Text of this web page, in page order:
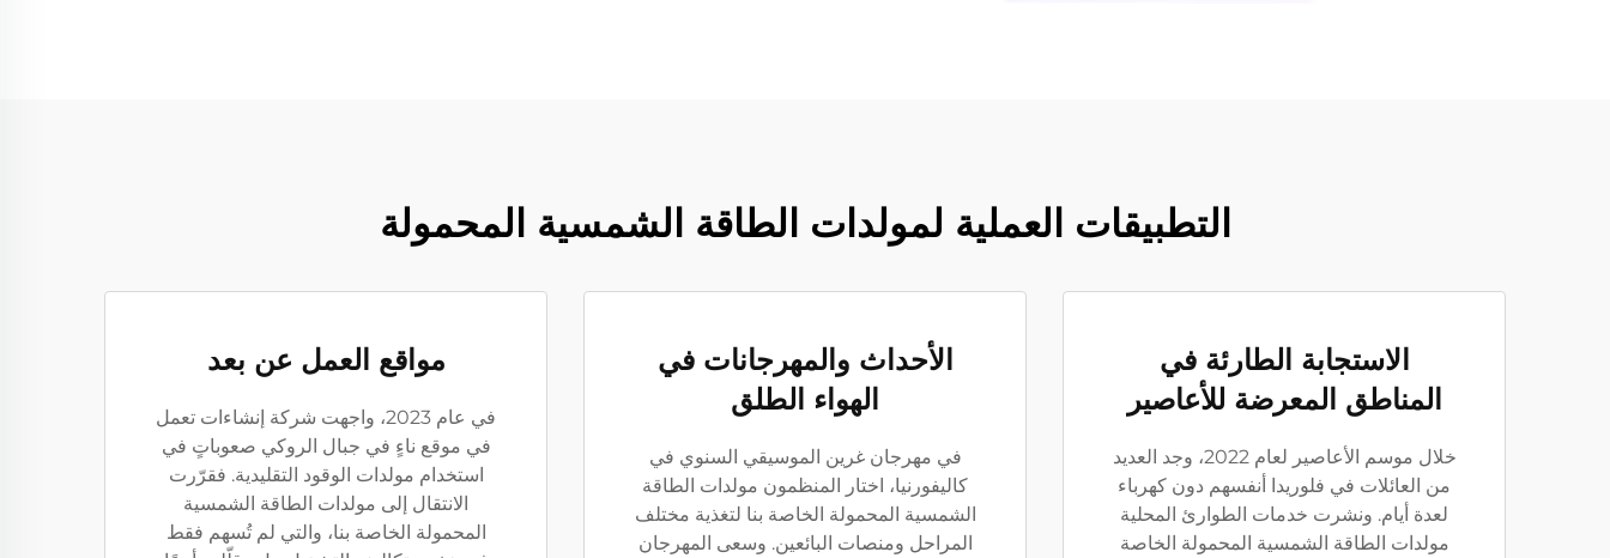
التطبيقات العملية لمولدات الطاقة الشمسية المحمولة
الاستجابة الطارئة في
المناطق المعرضة للأعاصير
خلال موسم الأعاصير لعام 2022، وجد العديد
من العائلات في فلوريدا أنفسهم دون كهرباء
لعدة أيام. ونشرت خدمات الطوارئ المحلية
مولدات الطاقة الشمسية المحمولة الخاصة
الأحداث والمهرجانات في
الهواء الطلق
في مهرجان غرين الموسيقي السنوي في
كاليفورنيا، اختار المنظمون مولدات الطاقة
الشمسية المحمولة الخاصة بنا لتغذية مختلف
المراحل ومنصات البائعين. وسعى المهرجان
مواقع العمل عن بعد
في عام 2023، واجهت شركة إنشاءات تعمل
في موقع ناءٍ في جبال الروكي صعوباتٍ في
استخدام مولدات الوقود التقليدية. فقرّرت
الانتقال إلى مولدات الطاقة الشمسية
المحمولة الخاصة بنا، والتي لم تُسهم فقط